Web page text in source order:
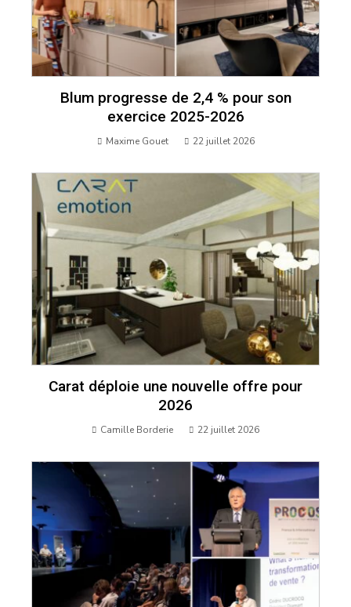
Blum progresse de 2,4 % pour son
exercice 2025-2026
Maxime Gouet 22 juillet 2026
Carat déploie une nouvelle offre pour
2026
Camille Borderie 22 juillet 2026